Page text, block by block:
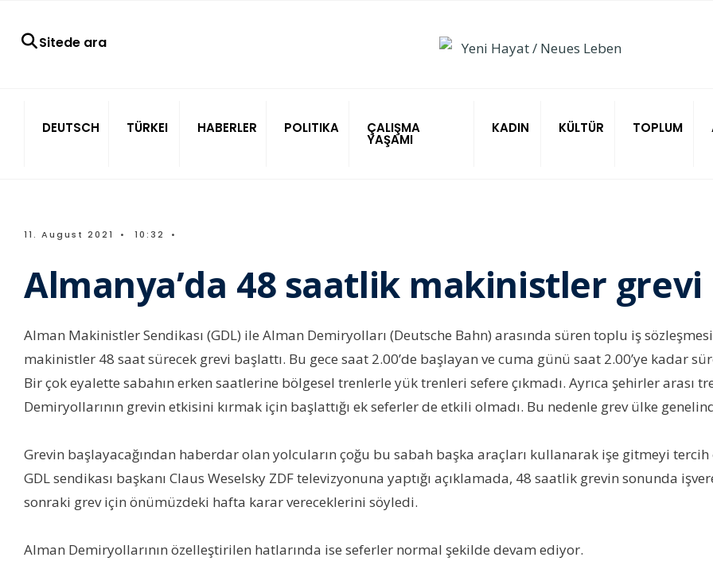
Sitede ara
DEUTSCH TÜRKEI HABERLER POLITIKA ÇALIŞMA
YAŞAMI
KADIN KÜLTÜR TOPLUM
11. August 2021 • 10:32 •
Almanya’da 48 saatlik makinistler grevi
Alman Makinistler Sendikası (GDL) ile Alman Demiryolları (Deutsche Bahn) arasında süren toplu iş
makinistler 48 saat sürecek grevi başlattı. Bu gece saat 2.00’de başlayan ve cuma günü saat 2.00’ye kadar
Bir çok eyalette sabahın erken saatlerine bölgesel trenlerle yük trenleri sefere çıkmadı. Ayrıca şehirler arası
Demiryollarının grevin etkisini kırmak için başlattığı ek seferler de etkili olmadı. Bu nedenle grev ülke
Grevin başlayacağından haberdar olan yolcuların çoğu bu sabah başka araçları kullanarak işe gitmeyi
GDL sendikası başkanı Claus Weselsky ZDF televizyonuna yaptığı açıklamada, 48 saatlik grevin sonunda
sonraki grev için önümüzdeki hafta karar vereceklerini söyledi.
Alman Demiryollarının özelleştirilen hatlarında ise seferler normal şekilde devam ediyor.